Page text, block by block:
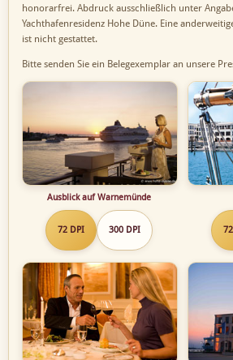
honorarfrei. Abdruck ausschließlich unter
Yachthafenresidenz Hohe Düne. Eine
ist nicht gestattet.
Bitte senden Sie ein Belegexemplar an unsere
Ausblick auf Warnemünde
72 DPI 300 DPI